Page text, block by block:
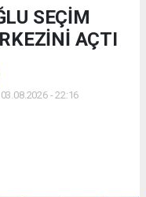
SEÇİM
AÇTI
- 22:16